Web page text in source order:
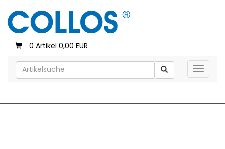
0 Artikel 0,00 EUR
Toggle